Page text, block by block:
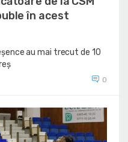
în acest
au mai trecut de 10
0